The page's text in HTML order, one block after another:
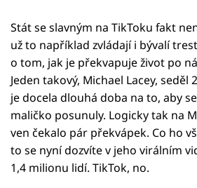
Stát se slavným na TikToku fakt
už to například zvládají i bývalí
o tom, jak je překvapuje život po
Jeden takový, Michael Lacey, seděl
je docela dlouhá doba na to, aby
maličko posunuly. Logicky tak na
ven čekalo pár překvápek. Co ho
to se nyní dozvíte v jeho virálním
1,4 milionu lidí. TikTok, no.